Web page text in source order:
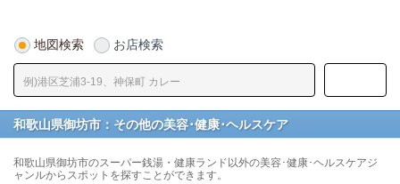
地図検索 お店検索
和歌山県御坊市：その他の美容･健康･ヘルスケア
和歌山県御坊市のスーパー銭湯・健康ランド以外の美容･健康･ヘルスケアジ
ャンルからスポットを探すことができます。